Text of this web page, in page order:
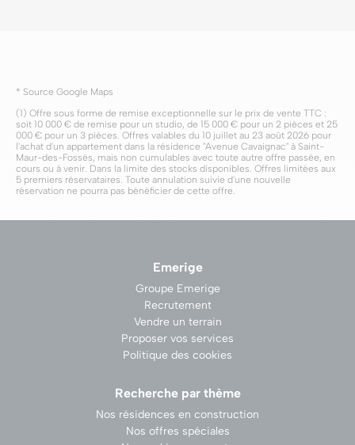
* Source Google Maps
(1) Offre sous forme de remise exceptionnelle sur le prix de vente TTC :
soit 10 000 € de remise pour un studio, de 15 000 € pour un 2 pièces et 25
000 € pour un 3 pièces. Offres valables du 10 juillet au 23 août 2026 pour
l'achat d'un appartement dans la résidence "Avenue Cavaignac" à Saint-
Maur-des-Fossés, mais non cumulables avec toute autre offre passée, en
cours ou à venir. Dans la limite des stocks disponibles. Offres limitées aux
5 premiers réservataires. Toute annulation suivie d'une nouvelle
réservation ne pourra pas bénéficier de cette offre.
Emerige
Groupe Emerige
Recrutement
Vendre un terrain
Proposer vos services
Politique des cookies
Recherche par thème
Nos résidences en construction
Nos offres spéciales